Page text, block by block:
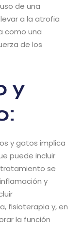
de una
a la atrofia
como una
de los
y
y gatos implica
puede incluir
tratamiento se
y
fisioterapia y, en
la función